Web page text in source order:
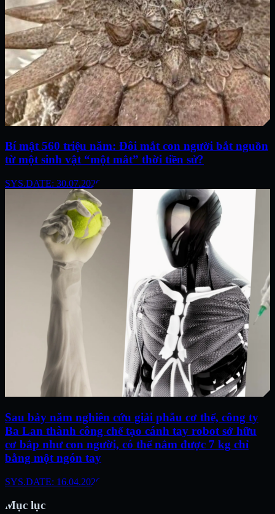
Bí mật 560 triệu năm: Đôi mắt con người bắt nguồn
từ một sinh vật “một mắt” thời tiền sử?
SYS.DATE: 30.07.2026
Sau bảy năm nghiên cứu giải phẫu cơ thể, công ty
Ba Lan thành công chế tạo cánh tay robot sở hữu
cơ bắp như con người, có thể nắm được 7 kg chỉ
bằng một ngón tay
SYS.DATE: 16.04.2026
Mục lục